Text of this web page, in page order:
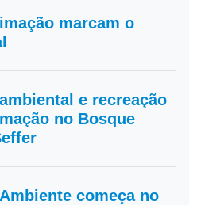
marcam o
e recreação
no Bosque
começa no